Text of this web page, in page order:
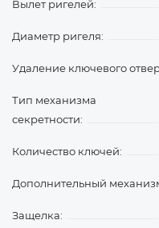
Вылет ригелей:
Диаметр ригеля:
Удаление ключевого
Тип механизма
секретности:
Количество ключей:
Дополнительный
Защелка: